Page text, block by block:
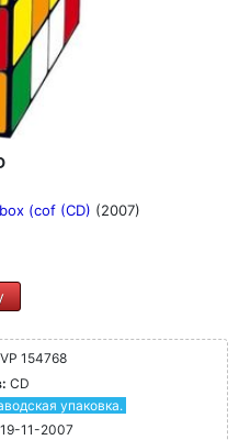
(cof (CD) (2007)
154768
CD
упаковка.
19-11-2007